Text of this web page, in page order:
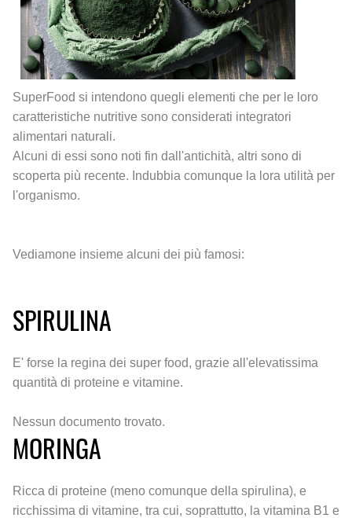
SuperFood si intendono quegli elementi che per le loro
caratteristiche nutritive sono considerati integratori
alimentari naturali.
Alcuni di essi sono noti fin dall'antichità, altri sono di
scoperta più recente. Indubbia comunque la lora utilità per
l'organismo.
Vediamone insieme alcuni dei più famosi:
SPIRULINA
E' forse la regina dei super food, grazie all'elevatissima
quantità di proteine e vitamine.
Nessun documento trovato.
MORINGA
Ricca di proteine (meno comunque della spirulina), e
ricchissima di vitamine, tra cui, soprattutto, la vitamina B1 e